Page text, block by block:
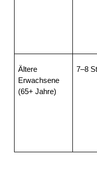
Ältere
Erwachsene
(65+ Jahre)
7–8